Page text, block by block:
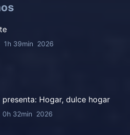
1h 39min 2026
presenta: Hogar, dulce hogar
0h 32min 2026